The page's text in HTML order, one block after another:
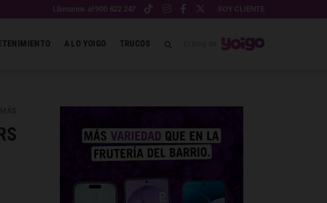
Llámanos al 900 622 247 SOY CLIENTE
A LO YOIGO TRUCOS